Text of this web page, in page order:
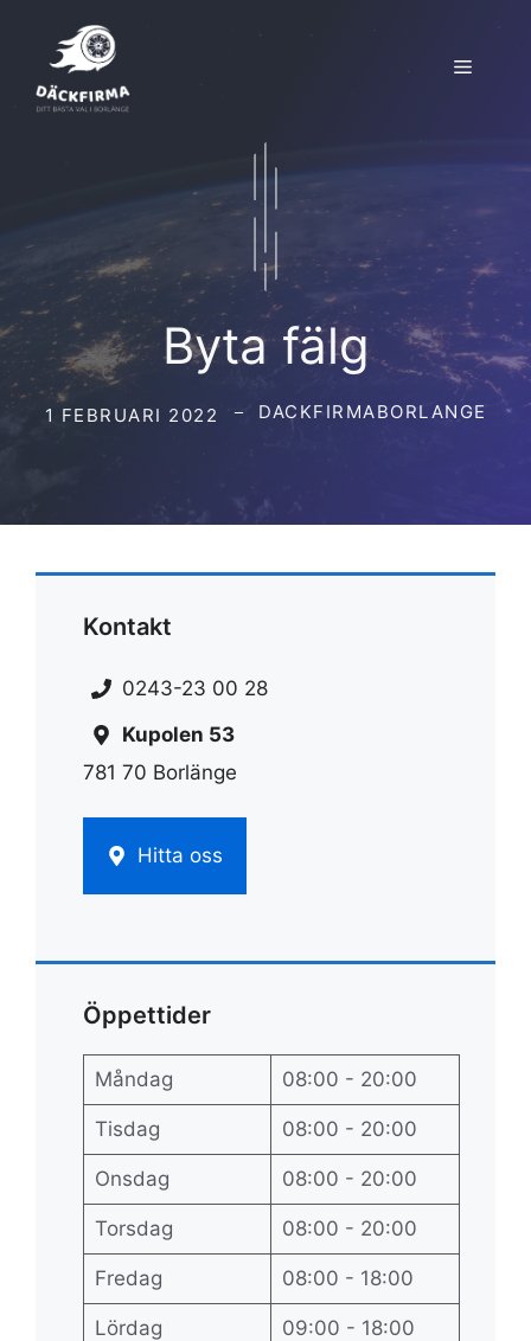
innehåll
Meny
Byta fälg
1 FEBRUARI 2022 DACKFIRMABORLANGE
Kontakt
0243-23 00 28
Kupolen 53
781 70 Borlänge
Hitta oss
Öppettider
Måndag 08:00 - 20:00
Tisdag 08:00 - 20:00
Onsdag 08:00 - 20:00
Torsdag 08:00 - 20:00
Fredag 08:00 - 18:00
Lördag 09:00 - 18:00